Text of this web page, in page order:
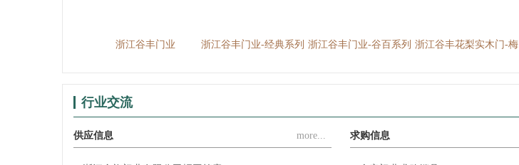
浙江谷丰门业 浙江谷丰门业-经典系列 浙江谷丰门业-谷百系列 浙江谷丰花梨实木门-梅
行业交流
供应信息 more... 求购信息